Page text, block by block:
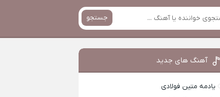
جستجو
آهنگ های جدید
یادمه متین فولادی